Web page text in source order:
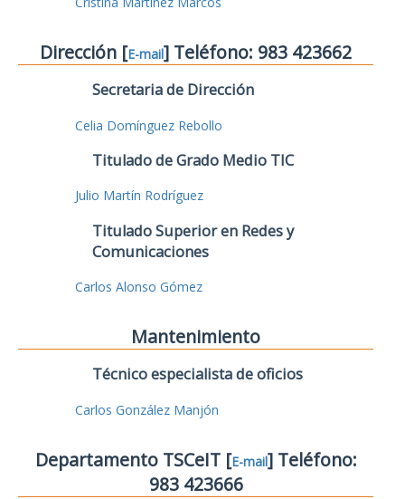
Dirección [E-mail] Teléfono: 983 423662
Secretaria de Dirección
Celia Domínguez Rebollo
Titulado de Grado Medio TIC
Julio Martín Rodríguez
Titulado Superior en Redes y
Comunicaciones
Carlos Alonso Gómez
Mantenimiento
Técnico especialista de oficios
Carlos González Manjón
Departamento TSCeIT [E-mail] Teléfono:
983 423666